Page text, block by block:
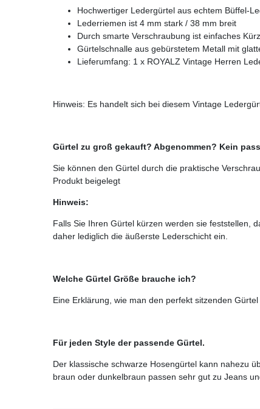
Hochwertiger Ledergürtel aus echtem Büffel-
Lederriemen ist 4 mm stark / 38 mm breit
Durch smarte Verschraubung ist einfaches
Gürtelschnalle aus gebürstetem Metall mit
Lieferumfang: 1 x ROYALZ Vintage Herren
Hinweis: Es handelt sich bei diesem Vintage
Gürtel zu groß gekauft? Abgenommen? Kein
Sie können den Gürtel durch die praktische
Produkt beigelegt
Hinweis:
Falls Sie Ihren Gürtel kürzen werden sie feststellen,
daher lediglich die äußerste Lederschicht ein.
Welche Gürtel Größe brauche ich?
Eine Erklärung, wie man den perfekt sitzenden
Für jeden Style der passende Gürtel.
Der klassische schwarze Hosengürtel kann nahezu
braun oder dunkelbraun passen sehr gut zu Jeans